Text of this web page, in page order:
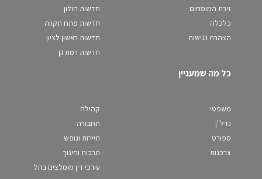
זירת המומחים
כלכלה
הצהרת נגישות
חדשות חולון
חדשות פתח תקווה
חדשות ראשון לציון
חדשות רמת גן
כל מה שמעניין
משפטי
נדל"ן
ספורט
צרכנות
קהילה
תחבורה
תיירות ונופש
תרבות וחינוך
עורכי דין מומלצים בתל